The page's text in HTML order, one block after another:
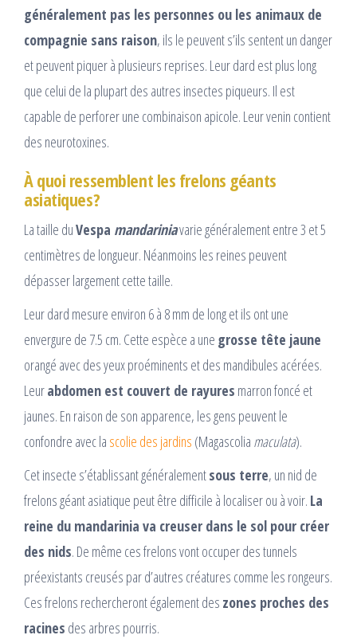
généralement pas les personnes ou les animaux de
compagnie sans raison, ils le peuvent s’ils sentent un danger
et peuvent piquer à plusieurs reprises. Leur dard est plus long
que celui de la plupart des autres insectes piqueurs. Il est
capable de perforer une combinaison apicole. Leur venin contient
des neurotoxines.
À quoi ressemblent les frelons géants
asiatiques?
La taille duVespa mandariniavarie généralement entre 3 et 5
centimètres de longueur. Néanmoins les reines peuvent
dépasser largement cette taille.
Leur dard mesure environ 6 à 8 mm de long et ils ont une
envergure de 7.5 cm. Cette espèce a une grosse tête jaune
orangé avec des yeux proéminents et des mandibules acérées.
Leurabdomen est couvert de rayures marron foncé et
jaunes. En raison de son apparence, les gens peuvent le
confondre avec la scolie des jardins (Magascolia maculata).
Cet insecte s’établissant généralementsous terre, un nid de
frelons géant asiatique peut être difficile à localiser ou à voir. La
reine du mandarinia va creuser dans le sol pour créer
des nids. De même ces frelons vont occuper des tunnels
préexistants creusés par d’autres créatures comme les rongeurs.
Ces frelons rechercheront également des zones proches des
racines des arbres pourris.